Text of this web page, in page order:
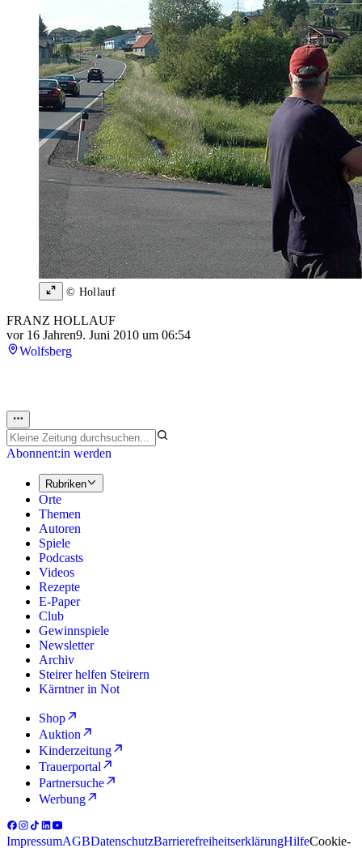
© Hollauf
FRANZ HOLLAUF
vor 16 Jahren9. Juni 2010 um 06:54
Wolfsberg
Abonnent:in werden
Rubriken
Orte
Themen
Autoren
Spiele
Podcasts
Videos
Rezepte
E-Paper
Club
Gewinnspiele
Newsletter
Archiv
Steirer helfen Steirern
Kärntner in Not
Shop
Auktion
Kinderzeitung
Trauerportal
Partnersuche
Werbung
ImpressumAGBDatenschutzBarrierefreiheitserklärungHilfeCookie-